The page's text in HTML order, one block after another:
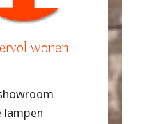
wonen
lampen